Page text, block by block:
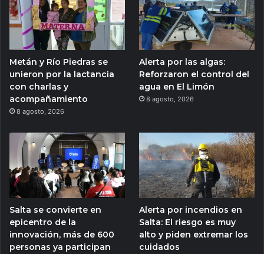
Metán y Río Piedras se
unieron por la lactancia
con charlas y
acompañamiento
8 agosto, 2026
Alerta por las algas:
Reforzaron el control del
agua en El Limón
8 agosto, 2026
Salta se convierte en
epicentro de la
innovación, más de 600
personas ya participan
Alerta por incendios en
Salta: El riesgo es muy
alto y piden extremar los
cuidados